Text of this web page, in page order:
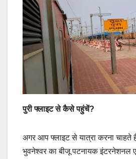
पुरी फ्लाइट से कैसे पहुंचें?
अगर आप फ्लाइट से यात्रा करना चाहते
भुवनेश्वर का बीजू पटनायक इंटरनेशनल